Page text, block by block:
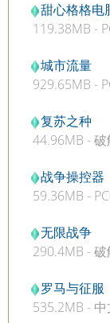
甜心格格电
119.38MB -
城市流量
929.65MB -
复苏之种
44.96MB - 破
战争操控器
59.36MB -
无限战争
290.4MB - 破
罗马与征服
535.2MB - 中